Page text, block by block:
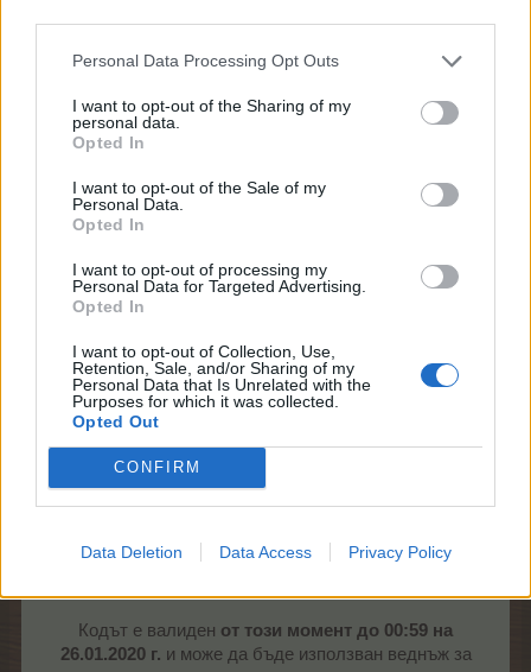
Personal Data Processing Opt Outs
I want to opt-out of the Sharing of my
personal data.
Opted In
I want to opt-out of the Sale of my
Personal Data.
Opted In
I want to opt-out of processing my
Personal Data for Targeted Advertising.
Opted In
I want to opt-out of Collection, Use,
Retention, Sale, and/or Sharing of my
Personal Data that Is Unrelated with the
Purposes for which it was collected.
Opted Out
CONFIRM
Data Deletion Data Access Privacy Policy
цялостната производителност на играта.
използват този бот са получили бан.
Моля, имайте предвид, че използването на бот
програми, е строго забранено и това се отнася за
използването на всеки софтуер, който би повлиял на
нормалния геймплей според нашите условия.
Последно: забраняваме непрекъснато ботовите
Тъй като този път нормалните потребителски
акаунти се сблъскаха с проблеми, искахме да ви
предоставим малка компенсация.
Надяваме се, че всички честни играчи ще се
насладят на уикенда за Рожден ден на
Като малка благодарност за добротата ви ще
получите:
Кодът е валиден от този момент до 00:59 на
26.01.2020 г. и може да бъде използван веднъж за